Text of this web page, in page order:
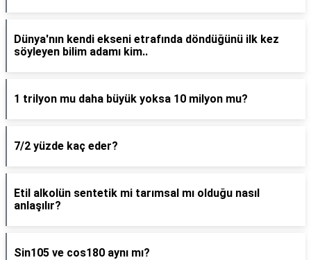
Dünya'nın kendi ekseni etrafında döndüğünü ilk kez
söyleyen bilim adamı kim..
1 trilyon mu daha büyük yoksa 10 milyon mu?
7/2 yüzde kaç eder?
Etil alkolün sentetik mi tarımsal mı olduğu nasıl
anlaşılır?
Sin105 ve cos180 aynı mı?